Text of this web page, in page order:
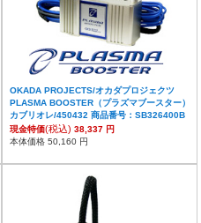
OKADA PROJECTS/オカダプロジェクツ
PLASMA BOOSTER（プラズマブースター）
カブリオレ/450432 商品番号：SB326400B
現金特価(税込) 38,337 円
本体価格 50,160 円